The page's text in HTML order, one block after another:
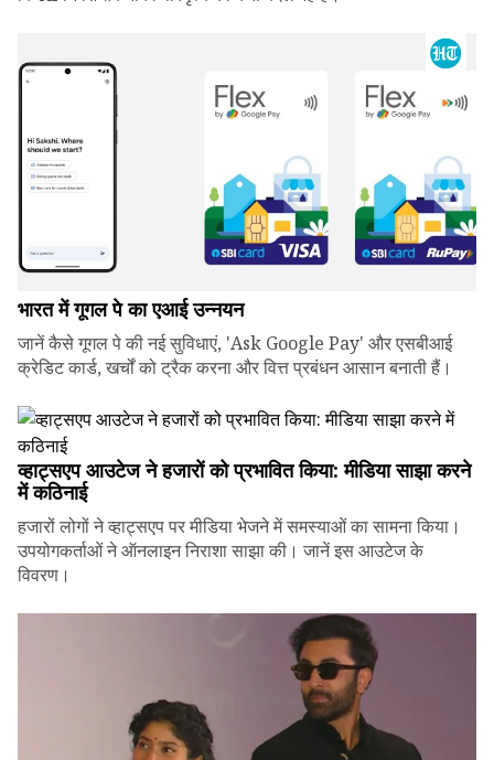
भारत में गूगल पे का एआई उन्नयन
जानें कैसे गूगल पे की नई सुविधाएं, 'Ask Google Pay' और एसबीआई
क्रेडिट कार्ड, खर्चों को ट्रैक करना और वित्त प्रबंधन आसान बनाती हैं।
व्हाट्सएप आउटेज ने हजारों को प्रभावित किया: मीडिया साझा करने
में कठिनाई
हजारों लोगों ने व्हाट्सएप पर मीडिया भेजने में समस्याओं का सामना किया।
उपयोगकर्ताओं ने ऑनलाइन निराशा साझा की। जानें इस आउटेज के
विवरण।